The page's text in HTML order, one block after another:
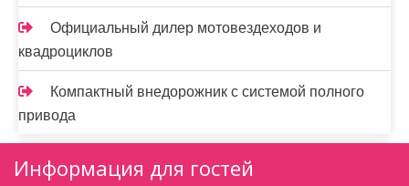
Официальный дилер мотовездеходов и
квадроциклов
Компактный внедорожник с системой полного
привода
Информация для гостей